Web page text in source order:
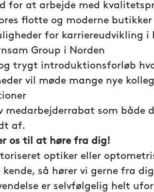
for at arbejde med
flotte og moderne butikker
for karriereudvikling
Group i Norden
trygt introduktionsforløb
vil møde mange nye
som både
af.
os til at høre fra dig!
optiker eller
kende, så hører vi gerne fra
er selvfølgelig helt